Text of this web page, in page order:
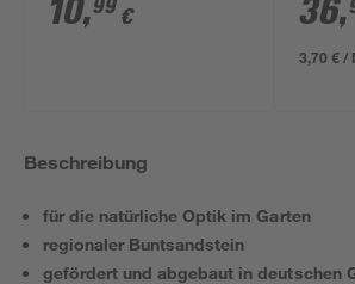
10,99 € 36,
3,70 € /
Beschreibung
für die natürliche Optik im Garten
regionaler Buntsandstein
gefördert und abgebaut in deutschen